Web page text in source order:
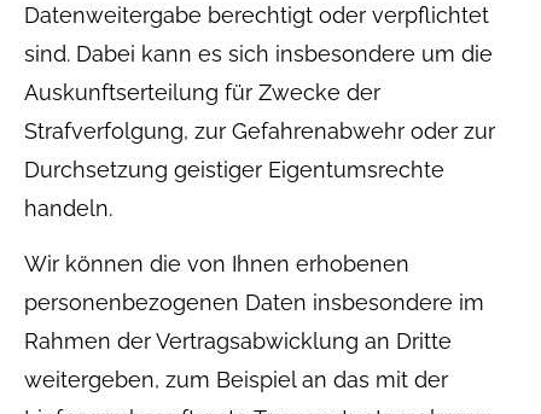
Datenweitergabe berechtigt oder verpflichtet
sind. Dabei kann es sich insbesondere um die
Auskunftserteilung für Zwecke der
Strafverfolgung, zur Gefahrenabwehr oder zur
Durchsetzung geistiger Eigentumsrechte
handeln.
Wir können die von Ihnen erhobenen
personenbezogenen Daten insbesondere im
Rahmen der Vertragsabwicklung an Dritte
weitergeben, zum Beispiel an das mit der